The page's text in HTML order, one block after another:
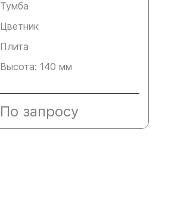
Тумба
Цветник
Плита
Высота: 140 мм
По запросу